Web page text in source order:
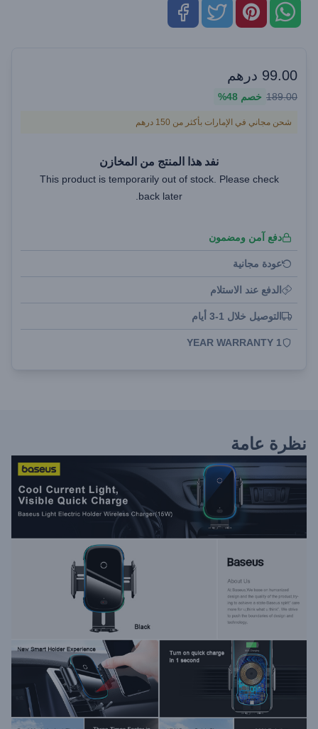
99.00 درهم
189.00 خصم 48%
شحن مجاني في الإمارات بأكثر من 150 درهم
نفد هذا المنتج من المخازن
This product is temporarily out of stock. Please check
back later.
دفع آمن ومضمون
عودة مجانية
الدفع عند الاستلام
التوصيل خلال 1-3 أيام
1 YEAR WARRANTY
نظرة عامة